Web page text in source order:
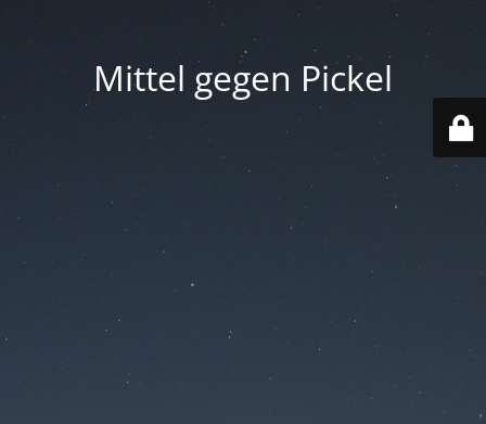
Mittel gegen Pickel